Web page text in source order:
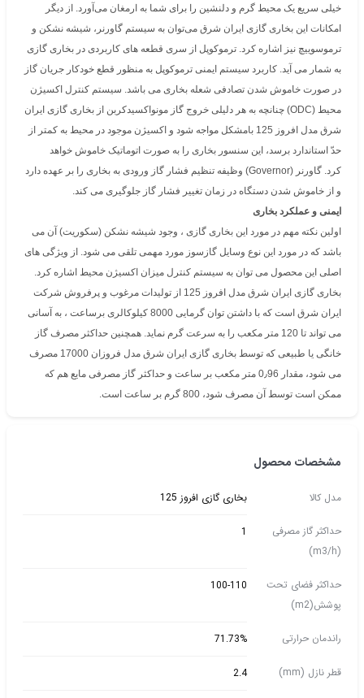
خیلی سریع یک محیط گرم و دلنشین را برای شما به ارمغان می‌آورد. از دیگر
امکانات این بخاری گازی ایران شرق می‌توان به سیستم گاورنر، شیشه نشکن و
ترموسوییچ نیز اشاره کرد. ترموکوپل از سری قطعه های کاربردی در بخاری گازی
به شمار می آید. کاربرد سیستم ایمنی ترموکوپل به منظور قطع خودکار جریان گاز
در صورت خاموش شدن تصادفی شعله بخاری می باشد. سیستم کنترل اکسیژن
محیط (ODC) چنانچه به هر دلیلی خروج گاز مونواکسیدکربن از بخاری گازی ایران
شرق مدل افروز 125 بامشکل مواجه شود و اکسیژن موجود در محیط به کمتر از
حدّ استاندارد برسد، این سنسور بخاری را به صورت اتوماتیک خاموش خواهد
کرد. گاورنر (Governor) وظیفه تنظیم فشار گاز ورودی به بخاری را بر عهده دارد
و از خاموش شدن دستگاه در زمان تغییر فشار گاز جلوگیری می کند.
ایمنی و عملکرد بخاری
اولین نکته مهم در مورد این بخاری گازی ، وجود شیشه نشکن (سکوریت) آن می
باشد که در مورد این نوع وسایل گازسوز مورد مهمی تلقی می شود. از ویژگی های
اصلی این محصول می توان به سیستم کنترل میزان اکسیژن محیط اشاره کرد.
بخاری گازی ایران شرق مدل افروز 125 از تولیدات مرغوب و پرفروش شرکت
ایران شرق است که با داشتن توان گرمایی 8000 کیلوکالری برساعت ، به آسانی
می تواند تا 120 متر مکعب را به سرعت گرم نماید. همچنین حداکثر مصرف گاز
خانگی یا طبیعی که توسط بخاری گازی ایران شرق مدل فروزان 17000 مصرف
می شود، مقدار 0٫96 متر مکعب بر ساعت و حداکثر گاز مصرفی مایع هم که
ممکن است توسط آن مصرف شود، 800 گرم بر ساعت است.
مشخصات محصول
مدل کالا بخاری گازی افروز 125
حداکثر گاز مصرفی
(m3/h)
1
حداکثر فضای تحت
پوشش(m2)
100-110
راندمان حرارتی 71.73%
قطر نازل (mm) 2.4